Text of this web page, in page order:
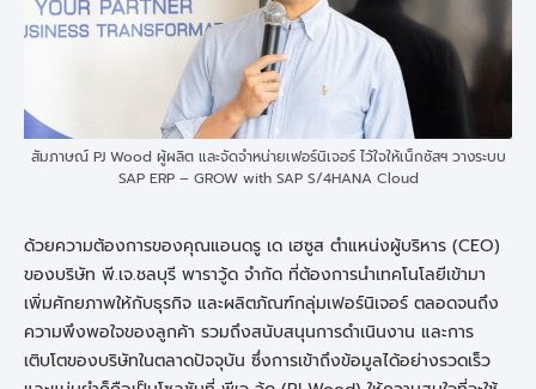
สัมภาษณ์ PJ Wood ผู้ผลิต และจัดจำหน่ายเฟอร์นิเจอร์ ไว้ใจให้เน็กซัสฯ วางระบบ
SAP ERP – GROW with SAP S/4HANA Cloud
ด้วยความต้องการของคุณแอนดรู เด เฮซูส ตำแหน่งผู้บริหาร (CEO)
ของบริษัท พี.เจ.ชลบุรี พาราวู้ด จำกัด ที่ต้องการนำเทคโนโลยีเข้ามา
เพิ่มศักยภาพให้กับธุรกิจ และผลิตภัณฑ์กลุ่มเฟอร์นิเจอร์ ตลอดจนถึง
ความพึงพอใจของลูกค้า รวมถึงสนับสนุนการดำเนินงาน และการ
เติบโตของบริษัทในตลาดปัจจุบัน ซึ่งการเข้าถึงข้อมูลได้อย่างรวดเร็ว